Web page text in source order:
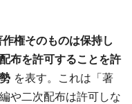
作権そのものは保持し
布を許可することを許
を表す。これは「著
や二次配布は許可しな